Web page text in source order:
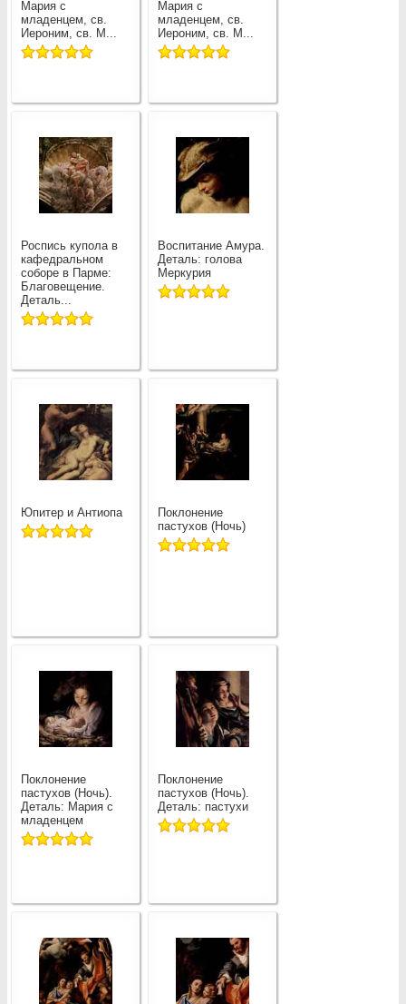
Мария с
младенцем, св.
Иероним, св. М...
Мария с
младенцем, св.
Иероним, св. М...
Роспись купола в
кафедральном
соборе в Парме:
Благовещение.
Деталь...
Воспитание Амура.
Деталь: голова
Меркурия
Юпитер и Антиопа
Поклонение
пастухов (Ночь)
Поклонение
пастухов (Ночь).
Деталь: Мария с
младенцем
Поклонение
пастухов (Ночь).
Деталь: пастухи